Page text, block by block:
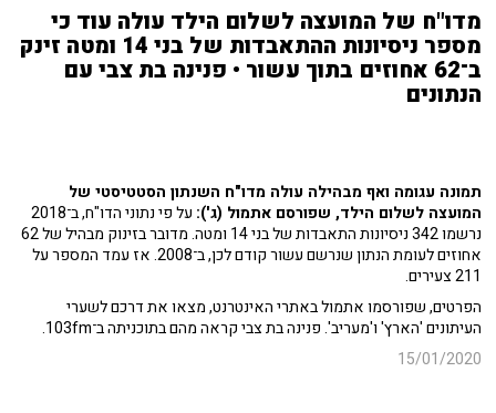
מדו"ח של המועצה לשלום הילד עולה עוד כי
מספר ניסיונות ההתאבדות של בני 14 ומטה זינק
ב־62 אחוזים בתוך עשור • פנינה בת צבי עם
הנתונים
תמונה עגומה ואף מבהילה עולה מדו"ח השנתון הסטטיסטי של
המועצה לשלום הילד, שפורסם אתמול (ג'):
על פי נתוני הדו"ח, ב־2018
נרשמו 342 ניסיונות התאבדות של בני 14 ומטה. מדובר בזינוק מבהיל של 62
אחוזים לעומת הנתון שנרשם עשור קודם לכן, ב־2008. אז עמד המספר על
211 צעירים.
הפרטים, שפורסמו אתמול באתרי האינטרנט, מצאו את דרכם לשערי
העיתונים 'הארץ' ו'מעריב'. פנינה בת צבי קראה מהם בתוכניתה ב־103fm.
15/01/2020